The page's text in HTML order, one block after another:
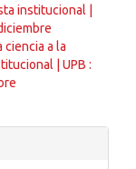
institucional |
a la
| UPB :